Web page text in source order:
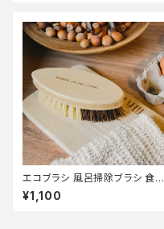
エコブラシ 風呂掃除ブラシ 食器
洗いブラシ 【mana. ORGANIC
LIVING】
¥1,100